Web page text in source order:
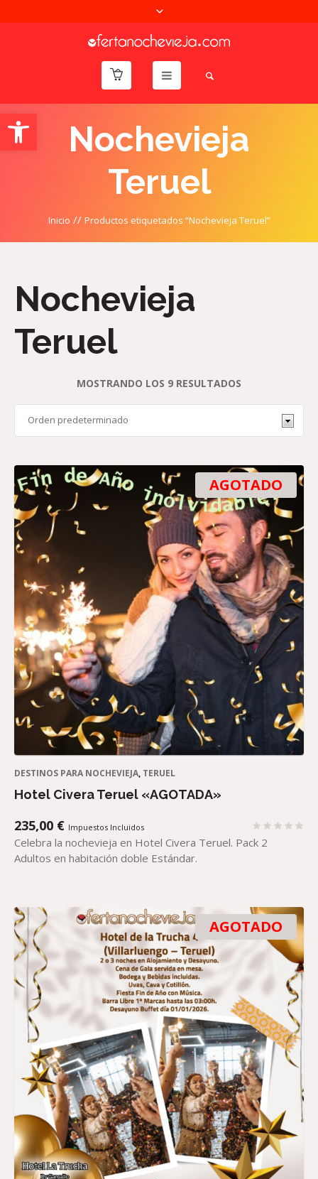
Abrir barra de herramientas
Nochevieja
Teruel
Inicio // Productos etiquetados “Nochevieja Teruel”
Nochevieja
Teruel
MOSTRANDO LOS 9 RESULTADOS
AGOTADO
DESTINOS PARA NOCHEVIEJA, TERUEL
Hotel Civera Teruel «AGOTADA»
235,00 € Impuestos Incluidos
Celebra la nochevieja en Hotel Civera Teruel. Pack 2
Adultos en habitación doble Estándar.
AGOTADO